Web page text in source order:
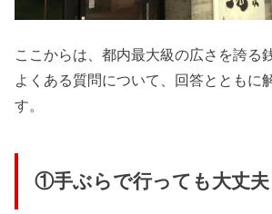
ここからは、都内最大級の広さを誇る
よくある質問について、回答とともに
す。
①手ぶらで行っても大丈夫